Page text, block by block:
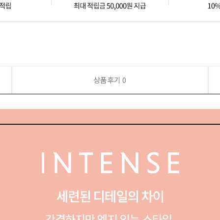
상품후기0